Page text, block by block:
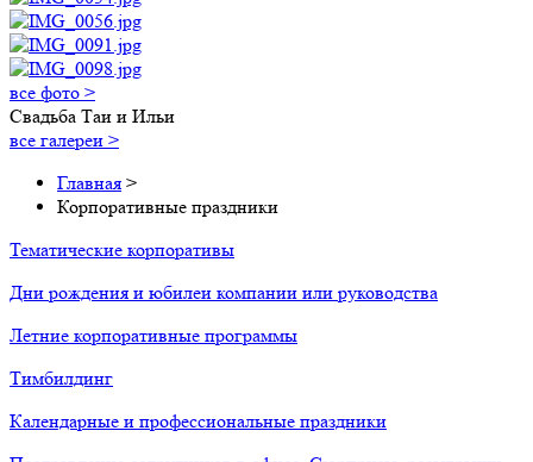
все фото >
Свадьба Таи и Ильи
все галереи >
Главная >
Корпоративные праздники
Тематические корпоративы
Дни рождения и юбилеи компании или руководства
Летние корпоративные программы
Тимбилдинг
Календарные и профессиональные праздники